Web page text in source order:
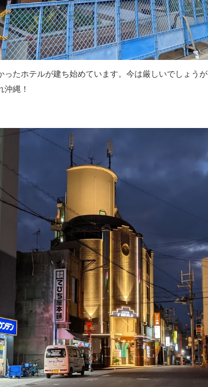
たホテルが建ち始めています。今は厳しいでしょう
縄！